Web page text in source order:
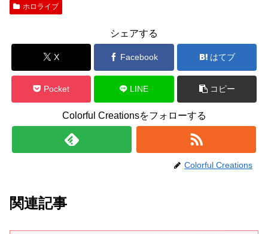
ホロライブ
シェアする
X Facebook はてブ
Pocket LINE コピー
Colorful Creationsをフォローする
Colorful Creations
関連記事